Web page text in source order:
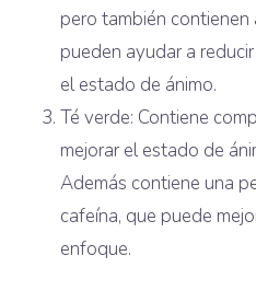
pero también
pueden ayudar a
el estado de ánimo.
Té verde: Contiene
mejorar el estado de
Además contiene una
cafeína, que puede
enfoque.